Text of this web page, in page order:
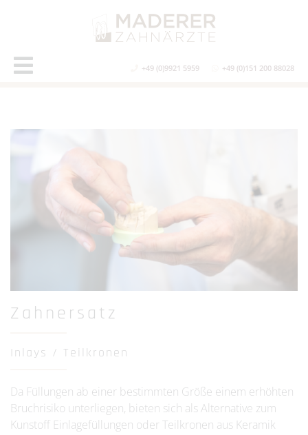
+49 (0)9921 5959 +49 (0)151 200 88028
Zahnersatz
Inlays / Teilkronen
Da Füllungen ab einer bestimmten Größe einem erhöhten
Bruchrisiko unterliegen, bieten sich als Alternative zum
Kunstoff Einlagefüllungen oder Teilkronen aus Keramik